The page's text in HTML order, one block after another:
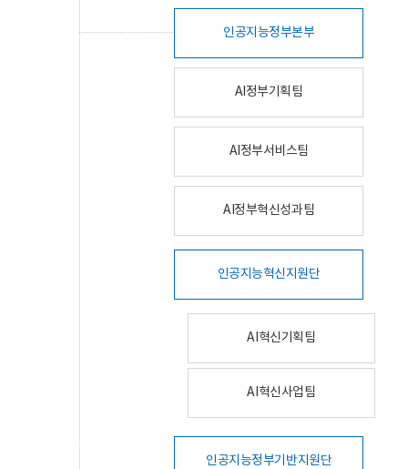
인공지능정부본부
AI정부기획팀
AI정부서비스팀
AI정부혁신성과팀
인공지능혁신지원단
AI혁신기획팀
AI혁신사업팀
인공지능정부기반지원단